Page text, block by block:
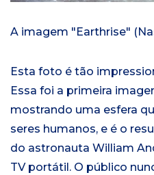
A imagem "Earthrise"
Esta foto é tão
Essa foi a primeira
mostrando uma esfera
seres humanos, e é o
do astronauta William
TV portátil. O público